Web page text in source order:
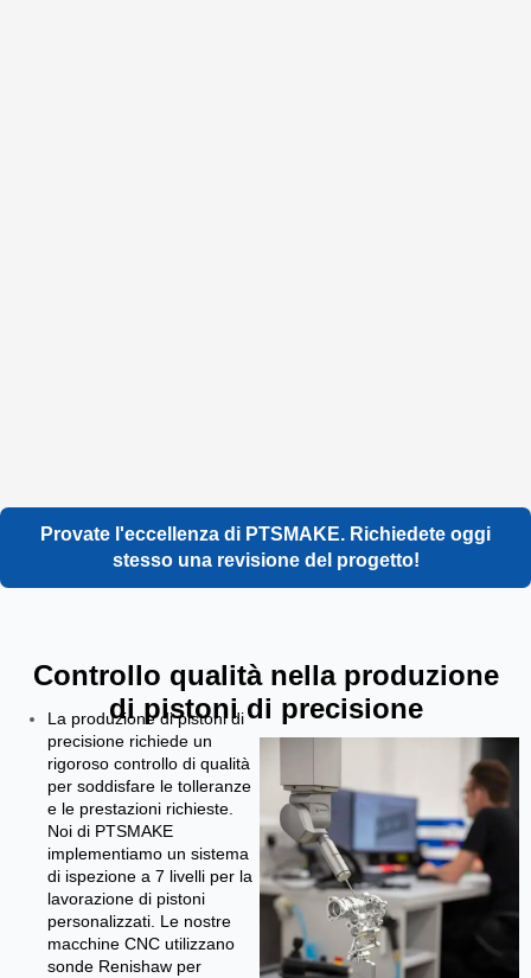
Provate l'eccellenza di PTSMAKE. Richiedete oggi
stesso una revisione del progetto!
Controllo qualità nella produzione
di pistoni di precisione
La produzione di pistoni di
precisione richiede un
rigoroso controllo di qualità
per soddisfare le tolleranze
e le prestazioni richieste.
Noi di PTSMAKE
implementiamo un sistema
di ispezione a 7 livelli per la
lavorazione di pistoni
personalizzati. Le nostre
macchine CNC utilizzano
sonde Renishaw per